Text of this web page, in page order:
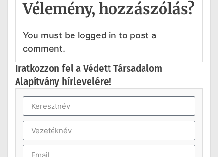
Vélemény, hozzászólás?
You must be logged in to post a
comment.
Iratkozzon fel a Védett Társadalom
Alapítvány hírlevelére!